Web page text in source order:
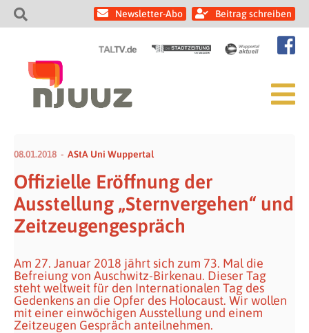
Newsletter-Abo Beitrag schreiben
08.01.2018 AStA Uni Wuppertal
Offizielle Eröffnung der
Ausstellung „Sternvergehen“ und
Zeitzeugengespräch
Am 27. Januar 2018 jährt sich zum 73. Mal die
Befreiung von Auschwitz-Birkenau. Dieser Tag
steht weltweit für den Internationalen Tag des
Gedenkens an die Opfer des Holocaust. Wir wollen
mit einer einwöchigen Ausstellung und einem
Zeitzeugen Gespräch anteilnehmen.